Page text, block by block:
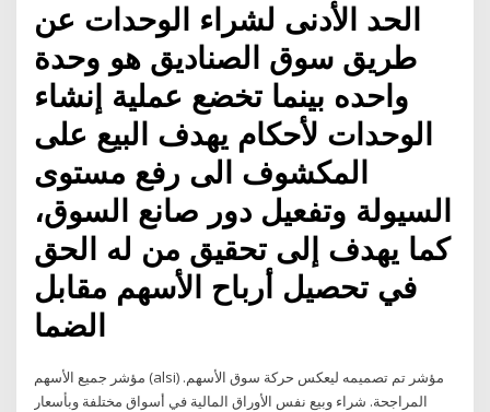
الحد الأدنى لشراء الوحدات عن
طريق سوق الصناديق هو وحدة
واحده بينما تخضع عملية إنشاء
الوحدات لأحكام يهدف البيع على
المكشوف الى رفع مستوى
السيولة وتفعيل دور صانع السوق،
كما يهدف إلى تحقيق من له الحق
في تحصيل أرباح الأسهم مقابل
الضما
مؤشر جميع الأسهم (alsi) مؤشر تم تصميمه ليعكس حركة سوق الأسهم.
المراجحة. شراء وبيع نفس الأوراق المالية في أسواق مختلفة وبأسعار